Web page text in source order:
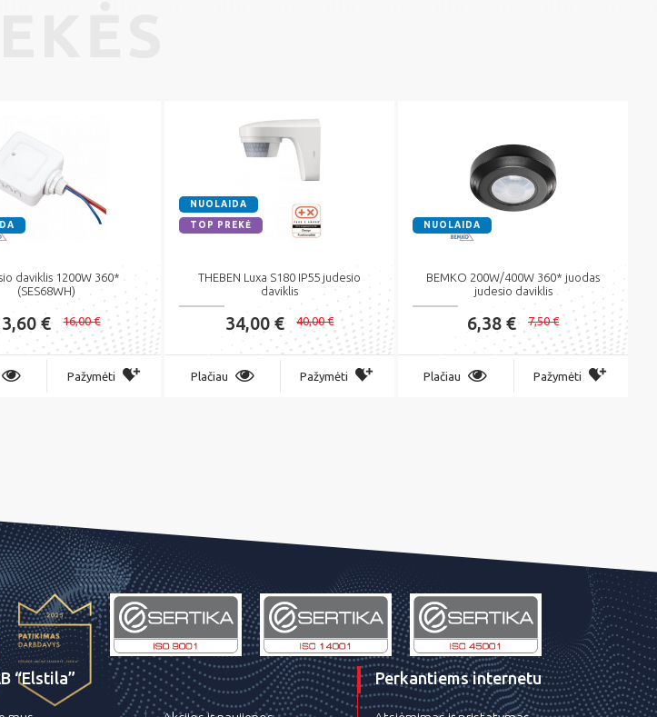
daviklis 1200W 360*
(SES68WH)
€ 16,00 €
Pažymėti
NUOLAIDA
TOP PREKĖ
THEBEN Luxa S180 IP55 judesio
daviklis
34,00 € 40,00 €
Plačiau Pažymėti
NUOLAIDA
BEMKO 200W/400W 360* juodas
judesio daviklis
6,38 € 7,50 €
Plačiau Pažymėti
“Elstila” Perkantiems internetu